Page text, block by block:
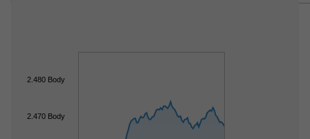
2.470 Body
2.480 Body